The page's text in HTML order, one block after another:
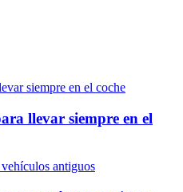
llevar siempre en el